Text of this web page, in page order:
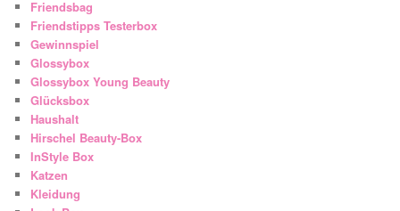
Friendsbag
Friendstipps Testerbox
Gewinnspiel
Glossybox
Glossybox Young Beauty
Glücksbox
Haushalt
Hirschel Beauty-Box
InStyle Box
Katzen
Kleidung